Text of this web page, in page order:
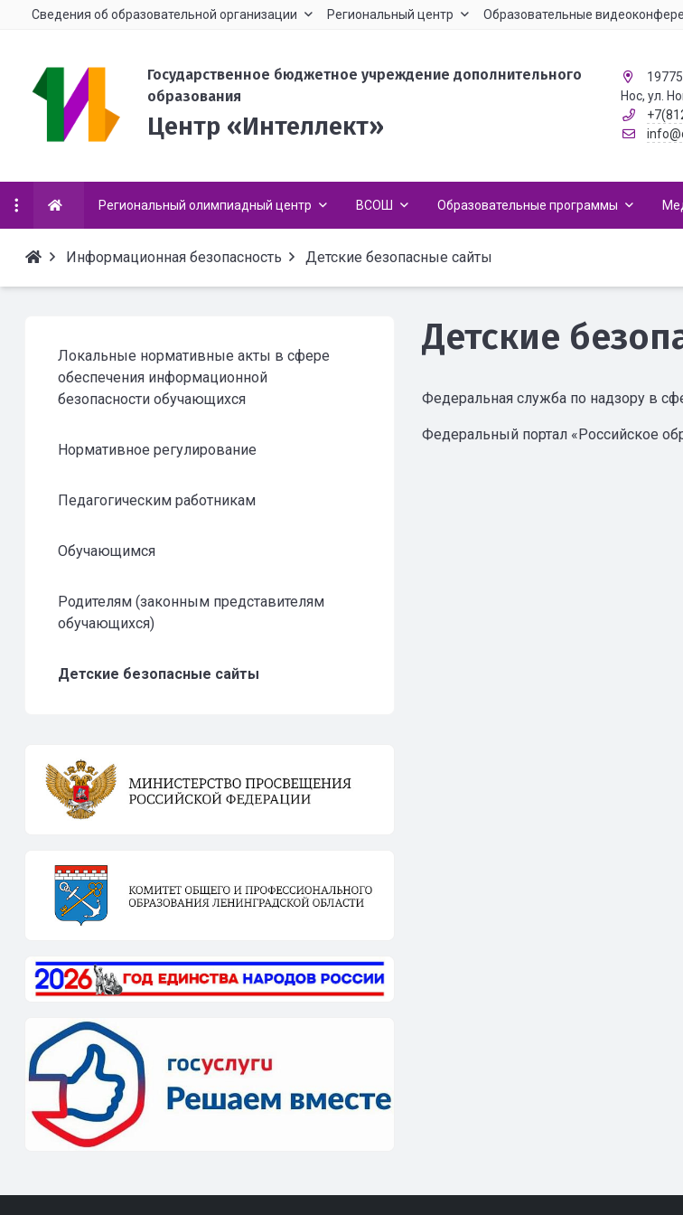
Сведения об образовательной организации Региональный центр Образовательные
Государственное бюджетное учреждение дополнительного
образования
Центр «Интеллект»
Нос, ул.
Региональный олимпиадный центр ВСОШ Образовательные программы
Информационная безопасность Детские безопасные сайты
Локальные нормативные акты в сфере
обеспечения информационной
безопасности обучающихся
Нормативное регулирование
Педагогическим работникам
Обучающимся
Родителям (законным представителям
обучающихся)
Детские безопасные сайты
Детские
Федеральная служба по надзору в
Федеральный портал «Российское